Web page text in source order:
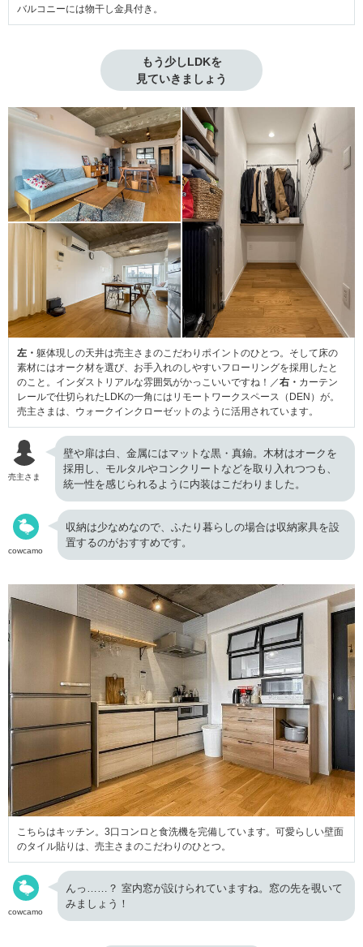
バルコニーには物干し金具付き。
もう少しLDKを
見ていきましょう
左・ 躯体現しの天井は売主さまのこだわりポイントのひとつ。そして床の
素材にはオーク材を選び、お手入れのしやすいフローリングを採用したと
のこと。インダストリアルな雰囲気がかっこいいですね！／右・ カーテン
レールで仕切られたLDKの一角にはリモートワークスペース（DEN）が。
売主さまは、ウォークインクローゼットのように活用されています。
売主さま
壁や扉は白、金属にはマットな黒・真鍮。木材はオークを
採用し、モルタルやコンクリートなどを取り入れつつも、
統一性を感じられるように内装はこだわりました。
cowcamo
収納は少なめなので、ふたり暮らしの場合は収納家具を設
置するのがおすすめです。
こちらはキッチン。3口コンロと食洗機を完備しています。可愛らしい壁面
のタイル貼りは、売主さまのこだわりのひとつ。
cowcamo
んっ……？ 室内窓が設けられていますね。窓の先を覗いて
みましょう！